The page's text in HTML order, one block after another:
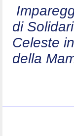
di
Celeste
della